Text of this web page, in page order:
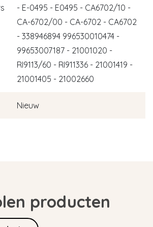
- E-0495 - E0495 - CA6702/10 -
CA-6702/00 - CA-6702 - CA6702
- 338946894 996530010474 -
99653007187 - 21001020 -
RI9113/60 - RI911336 - 21001419 -
21001405 - 21002660
Nieuw
producten